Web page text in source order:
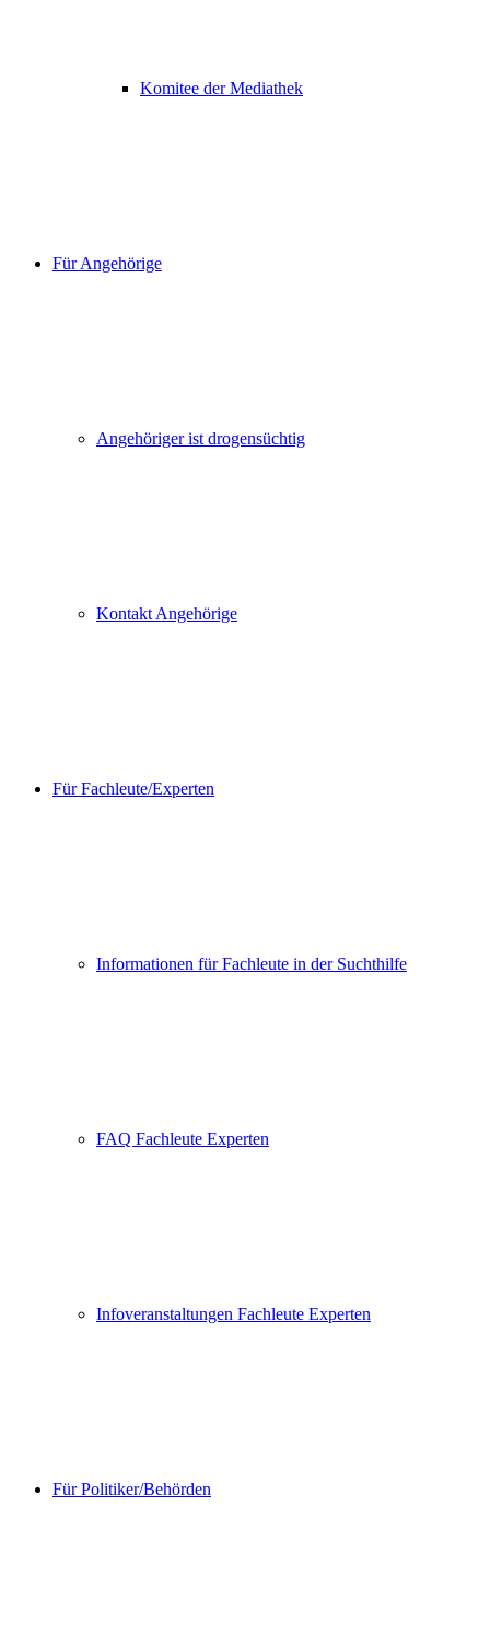
Komitee der Mediathek
Für Angehörige
Angehöriger ist drogensüchtig
Kontakt Angehörige
Für Fachleute/Experten
Informationen für Fachleute in der Suchthilfe
FAQ Fachleute Experten
Infoveranstaltungen Fachleute Experten
Für Politiker/Behörden